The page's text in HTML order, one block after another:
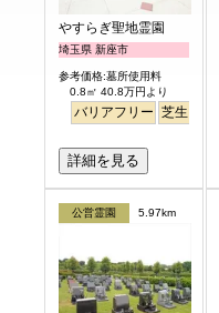
やすらぎ聖地霊園
埼玉県 新座市
参考価格:墓所使用料
0.8㎡ 40.8万円より
バリアフリー 芝生
詳細を見る
公営霊園 5.97km